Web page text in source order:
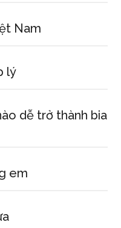
Nam
lý
dễ trở thành bia
em